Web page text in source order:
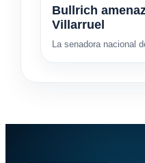
Bullrich
Villarruel
La senadora nacional